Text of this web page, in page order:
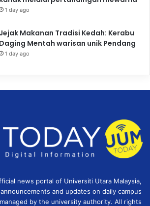
1 day ago
Jejak Makanan Tradisi Kedah: Kerabu
Daging Mentah warisan unik Pendang
1 day ago
news portal of Universiti Utara Malaysia,
and updates on daily campus
by the university authority. All rights